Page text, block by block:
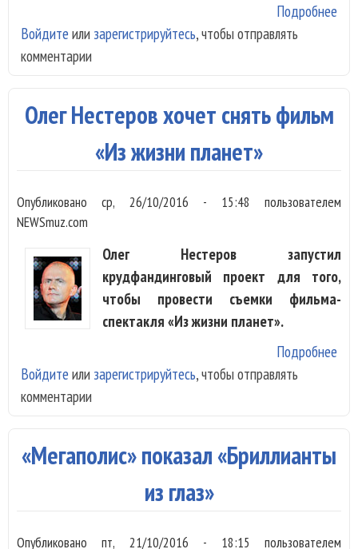
Подробнее
Войдите или зарегистрируйтесь, чтобы отправлять
комментарии
Олег Нестеров хочет снять фильм
«Из жизни планет»
Опубликованоср, 26/10/2016 - 15:48 пользователем
NEWSmuz.com
Олег Нестеров запустил
крудфандинговый проект для того,
чтобы провести съемки фильма-
спектакля «Из жизни планет».
Подробнее
Войдите или зарегистрируйтесь, чтобы отправлять
комментарии
«Мегаполис» показал «Бриллианты
из глаз»
Опубликованопт, 21/10/2016 - 18:15 пользователем